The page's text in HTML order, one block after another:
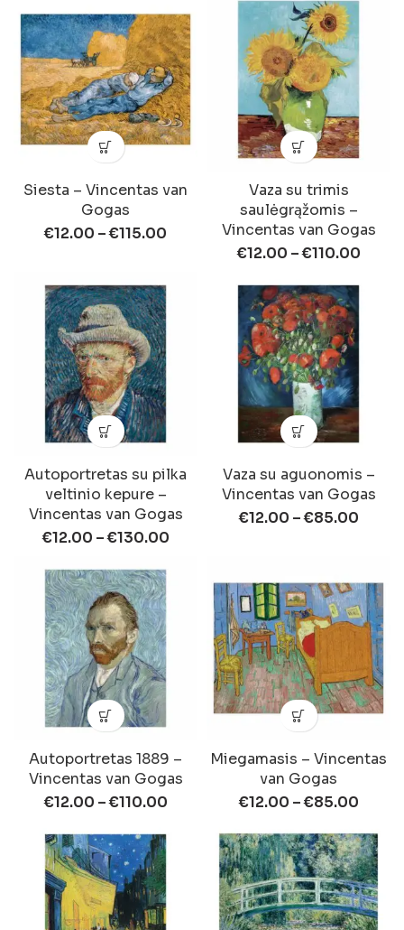
Siesta – Vincentas van
Gogas
€12.00 –€115.00
Vaza su trimis
saulėgrąžomis –
Vincentas van Gogas
€12.00 –€110.00
Autoportretas su pilka
veltinio kepure –
Vincentas van Gogas
€12.00 –€130.00
Vaza su aguonomis –
Vincentas van Gogas
€12.00 –€85.00
Autoportretas 1889 –
Vincentas van Gogas
€12.00 –€110.00
Miegamasis – Vincentas
van Gogas
€12.00 –€85.00